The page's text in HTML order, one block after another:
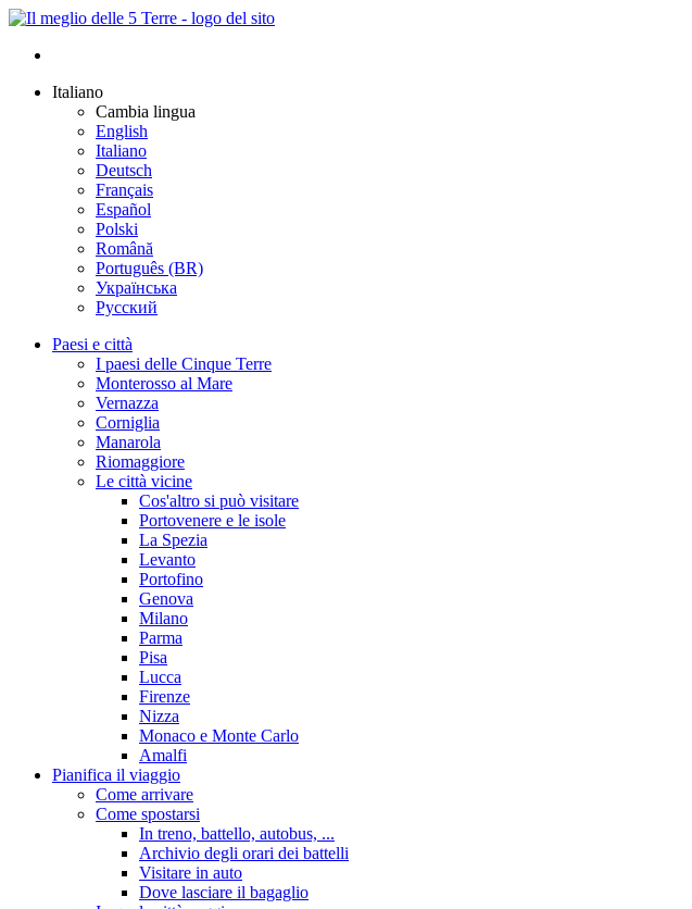
Italiano
Cambia lingua
English
Italiano
Deutsch
Français
Español
Polski
Română
Português (BR)
Українська
Русский
Paesi e città
I paesi delle Cinque Terre
Monterosso al Mare
Vernazza
Corniglia
Manarola
Riomaggiore
Le città vicine
Cos'altro si può visitare
Portovenere e le isole
La Spezia
Levanto
Portofino
Genova
Milano
Parma
Pisa
Lucca
Firenze
Nizza
Monaco e Monte Carlo
Amalfi
Pianifica il viaggio
Come arrivare
Come spostarsi
In treno, battello, autobus, ...
Archivio degli orari dei battelli
Visitare in auto
Dove lasciare il bagaglio